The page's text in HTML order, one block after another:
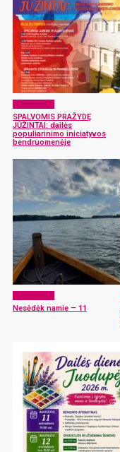
SPALVOMIS PRAŽYDĘ
JŪŽINTAI: dailės
populiarinimo iniciatyvos
bendruomenėje
Nesėdėk namie – 11